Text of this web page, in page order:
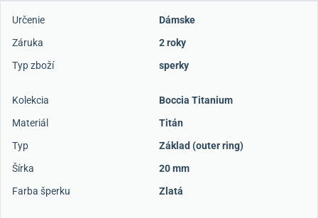
Určenie
Dámske
Záruka
2 roky
Typ zboží
sperky
Kolekcia
Boccia Titanium
Materiál
Titán
Typ
Základ (outer ring)
Šírka
20 mm
Farba šperku
Zlatá